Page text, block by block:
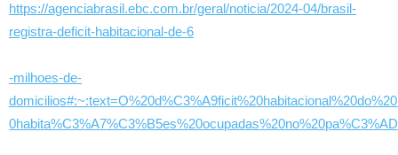
https://agenciabrasil.ebc.com.br/geral/noticia/2024-04/brasil-
registra-deficit-habitacional-de-6
-milhoes-de-